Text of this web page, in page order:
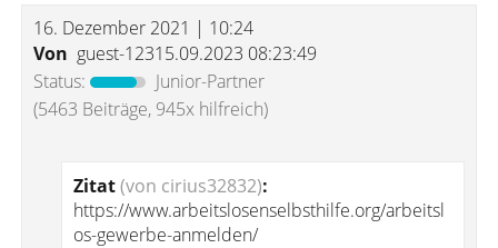
16. Dezember 2021 | 10:24
Von guest-12315.09.2023 08:23:49
Status:
Junior-Partner
(5463 Beiträge, 945x hilfreich)
Zitat(von cirius32832):
https://www.arbeitslosenselbsthilfe.org/arbeitsl
os-gewerbe-anmelden/